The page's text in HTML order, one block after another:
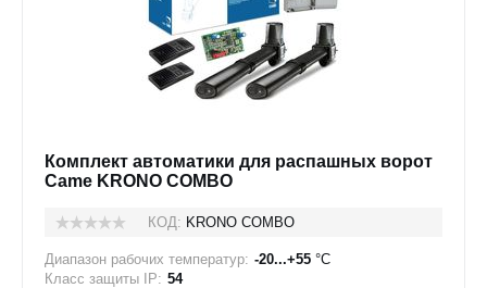
Комплект автоматики для распашных ворот
Came KRONO COMBO
КОД: KRONO COMBO
Диапазон рабочих температур: -20...+55 °C
Класс защиты IP: 54